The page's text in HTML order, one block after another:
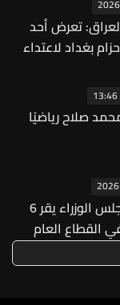
تعرض أحد
بغداد لاعتداء
13:46
صلاح رياضيًا
معلومات للـLBCI: مجلس الوزراء يقر 6
القطاع العام
منذ آذار